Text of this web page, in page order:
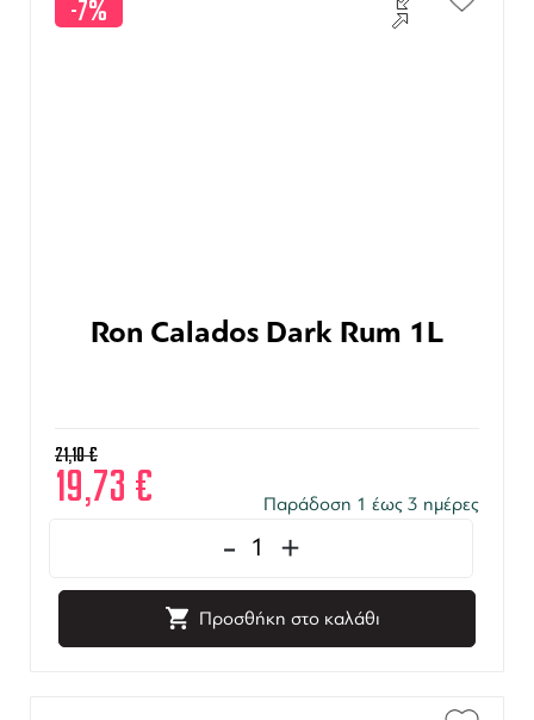
-7%
Ron Calados Dark Rum 1L
21,10€
19,73 € Παράδοση 1 έως 3 ημέρες
- +
Προσθήκη στο καλάθι